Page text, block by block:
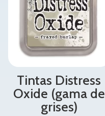
Tintas Distress
Oxide (gama de
grises)